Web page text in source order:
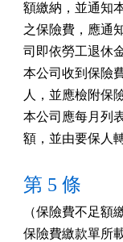
額繳納，並通知
之保險費，應通
司即依勞工退休
本公司收到保險
人，並應檢附保
本公司應每月列
額，並由要保人
第 5 條
（保險費不足額
保險費繳款單所